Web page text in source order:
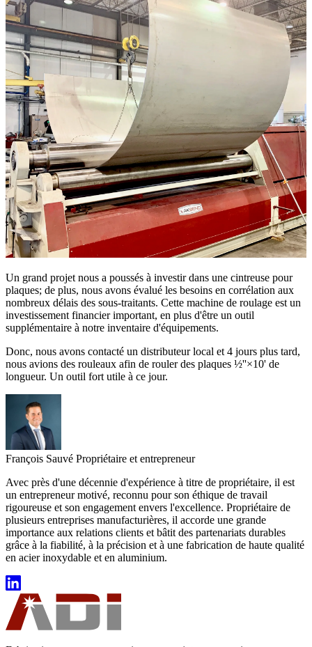
Un grand projet nous a poussés à investir dans une cintreuse pour
plaques; de plus, nous avons évalué les besoins en corrélation aux
nombreux délais des sous-traitants. Cette machine de roulage est un
investissement financier important, en plus d'être un outil
supplémentaire à notre inventaire d'équipements.
Donc, nous avons contacté un distributeur local et 4 jours plus tard,
nous avions des rouleaux afin de rouler des plaques ½''×10' de
longueur. Un outil fort utile à ce jour.
François Sauvé Propriétaire et entrepreneur
Avec près d'une décennie d'expérience à titre de propriétaire, il est
un entrepreneur motivé, reconnu pour son éthique de travail
rigoureuse et son engagement envers l'excellence. Propriétaire de
plusieurs entreprises manufacturières, il accorde une grande
importance aux relations clients et bâtit des partenariats durables
grâce à la fiabilité, à la précision et à une fabrication de haute qualité
en acier inoxydable et en aluminium.